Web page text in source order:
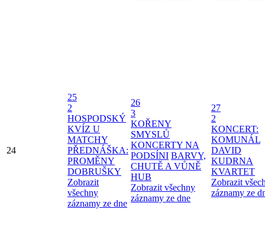
24
25
2
HOSPODSKÝ
KVÍZ U
MATCHY
PŘEDNÁŠKA:
PROMĚNY
DOBRUŠKY
Zobrazit
všechny
záznamy ze dne
26
3
KOŘENY
SMYSLŮ
KONCERTY NA
PODSÍNI BARVY,
CHUTĚ A VŮNĚ
HUB
Zobrazit všechny
záznamy ze dne
27
2
KONCERT:
KOMUNÁL
DAVID
KUDRNA
KVARTET
Zobrazit
záznamy ze